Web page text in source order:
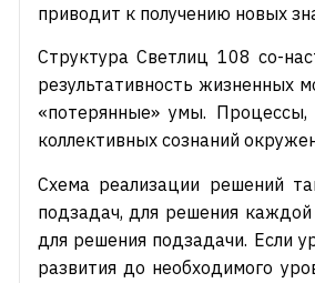
приводит к получению новых
Структура Светлиц 108 со-
результативность жизненных
«потерянные» умы.
коллективных сознаний
Схема реализации решений
подзадач, для решения каждой
для решения подзадачи. Если
развития до необходимого